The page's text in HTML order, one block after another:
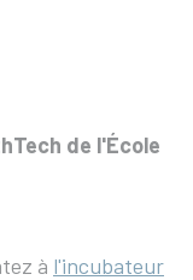
de l'École
à l'incubateur